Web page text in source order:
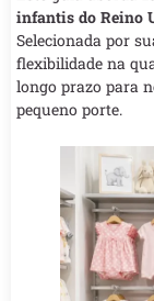
infantis do Reino
Selecionada por
flexibilidade na
longo prazo para
pequeno porte.